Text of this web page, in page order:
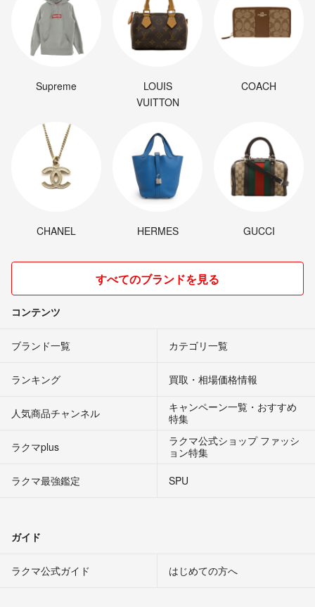
Supreme
LOUIS
VUITTON
COACH
CHANEL HERMES GUCCI
すべてのブランドを見る
コンテンツ
ブランド一覧 カテゴリ一覧
ランキング 買取・相場価格情報
人気商品チャンネル
キャンペーン一覧・おすすめ
特集
ラクマplus
ラクマ公式ショップ ファッシ
ョン特集
ラクマ最強鑑定
SPU
ガイド
ラクマ公式ガイド はじめての方へ